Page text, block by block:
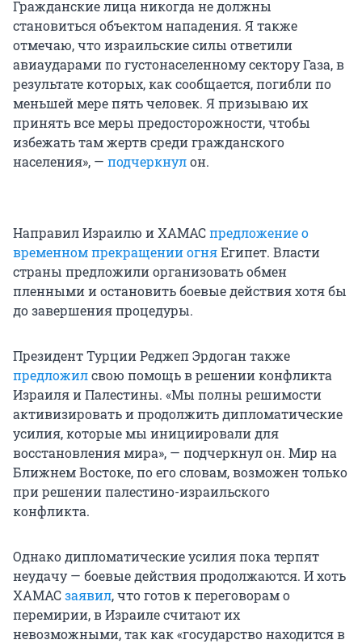
Гражданские лица никогда не должны
становиться объектом нападения. Я также
отмечаю, что израильские силы ответили
авиаударами по густонаселенному сектору Газа, в
результате которых, как сообщается, погибли по
меньшей мере пять человек. Я призываю их
принять все меры предосторожности, чтобы
избежать там жертв среди гражданского
населения», — подчеркнулон.
Направил Израилю и ХАМАСпредложение о
временном прекращении огняЕгипет. Власти
страны предложили организовать обмен
пленными и остановить боевые действия хотя бы
до завершения процедуры.
Президент Турции Реджеп Эрдоган также
предложилсвою помощь в решении конфликта
Израиля и Палестины. «Мы полны решимости
активизировать и продолжить дипломатические
усилия, которые мы инициировали для
восстановления мира», — подчеркнул он. Мир на
Ближнем Востоке, по его словам, возможен только
при решении палестино-израильского
конфликта.
Однако дипломатические усилия пока терпят
неудачу — боевые действия продолжаются. И хоть
ХАМАСзаявил, что готов к переговорам о
перемирии, в Израиле считают их
невозможными, так как «государство находится в